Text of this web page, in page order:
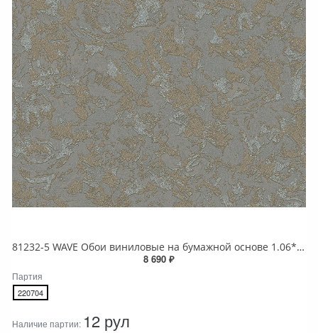
81232-5 WAVE Обои виниловые на бумажной основе 1.06*15.5
8 690 ₽
Партия
220704
Наличие партии: 12 рул